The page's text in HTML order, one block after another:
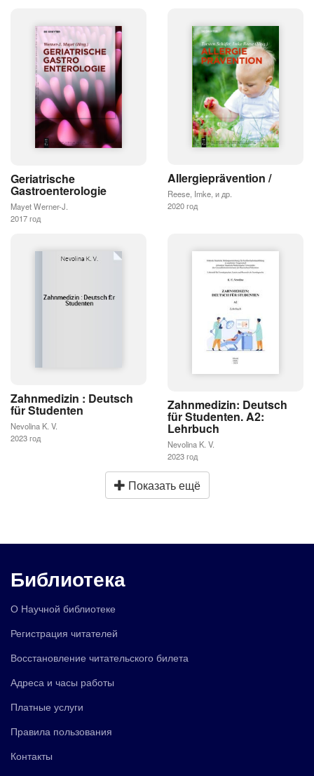
Geriatrische
Gastroenterologie
Mayet Werner-J.
2017 год
Allergieprävention /
Reese, Imke, и др.
2020 год
Zahnmedizin : Deutsch
für Studenten
Nevolina K. V.
2023 год
Zahnmedizin: Deutsch
für Studenten. A2:
Lehrbuch
Nevolina K. V.
2023 год
Показать ещё
Библиотека
О Научной библиотеке
Регистрация читателей
Восстановление читательского билета
Адреса и часы работы
Платные услуги
Правила пользования
Контакты